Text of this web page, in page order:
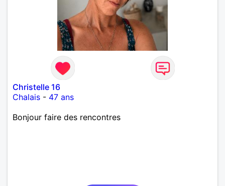
Christelle 16
Chalais - 47 ans
Bonjour faire des rencontres